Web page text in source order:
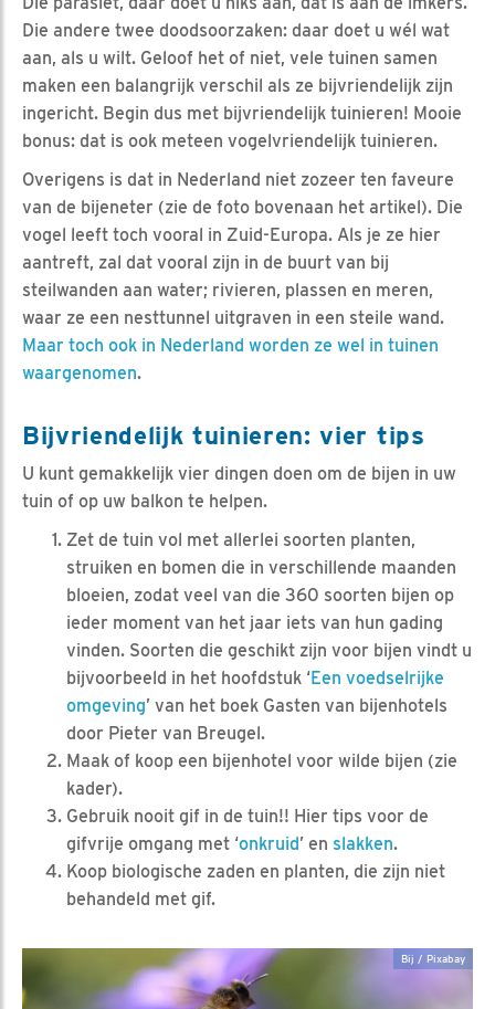
Die andere twee doodsoorzaken: daar doet u wél wat
aan, als u wilt. Geloof het of niet, vele tuinen samen
maken een balangrijk verschil als ze bijvriendelijk zijn
ingericht. Begin dus met bijvriendelijk tuinieren! Mooie
bonus: dat is ook meteen vogelvriendelijk tuinieren.
Overigens is dat in Nederland niet zozeer ten faveure
van de bijeneter (zie de foto bovenaan het artikel). Die
vogel leeft toch vooral in Zuid-Europa. Als je ze hier
aantreft, zal dat vooral zijn in de buurt van bij
steilwanden aan water; rivieren, plassen en meren,
waar ze een nesttunnel uitgraven in een steile wand.
Maar toch ook in Nederland worden ze wel in tuinen
waargenomen.
Bijvriendelijk tuinieren: vier tips
U kunt gemakkelijk vier dingen doen om de bijen in uw
tuin of op uw balkon te helpen.
Zet de tuin vol met allerlei soorten planten,
struiken en bomen die in verschillende maanden
bloeien, zodat veel van die 360 soorten bijen op
ieder moment van het jaar iets van hun gading
vinden. Soorten die geschikt zijn voor bijen vindt u
bijvoorbeeld in het hoofdstuk ‘Een voedselrijke
omgeving’ van het boek Gasten van bijenhotels
door Pieter van Breugel.
Maak of koop een bijenhotel voor wilde bijen (zie
kader).
Gebruik nooit gif in de tuin!! Hier tips voor de
gifvrije omgang met ‘onkruid’ en slakken.
Koop biologische zaden en planten, die zijn niet
behandeld met gif.
Bij / Pixabay